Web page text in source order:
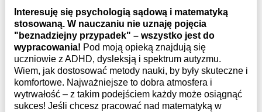
Interesuję się psychologią sądową i matematyką
stosowaną. W nauczaniu nie uznaję pojęcia
"beznadziejny przypadek" – wszystko jest do
wypracowania! Pod moją opieką znajdują się
uczniowie z ADHD, dysleksją i spektrum autyzmu.
Wiem, jak dostosować metody nauki, by były skuteczne i
komfortowe. Najważniejsze to dobra atmosfera i
wytrwałość – z takim podejściem każdy może osiągnąć
sukces! Jeśli chcesz pracować nad matematyką w